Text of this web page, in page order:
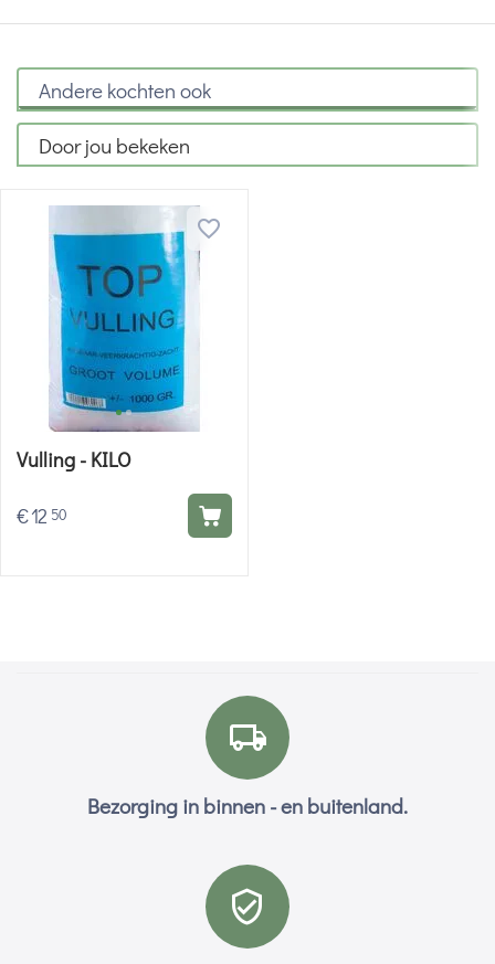
Andere kochten ook
Door jou bekeken
Vulling - KILO
€12 50
Bezorging in binnen - en buitenland.